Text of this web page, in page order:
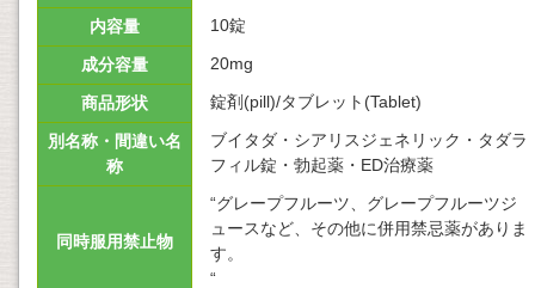
内容量 10錠
成分容量 20mg
商品形状 錠剤(pill)/タブレット(Tablet)
別名称・間違い名
称
ブイタダ・シアリスジェネリック・タダラ
フィル錠・勃起薬・ED治療薬
同時服用禁止物
“グレープフルーツ、グレープフルーツジ
ュースなど、その他に併用禁忌薬がありま
す。
“